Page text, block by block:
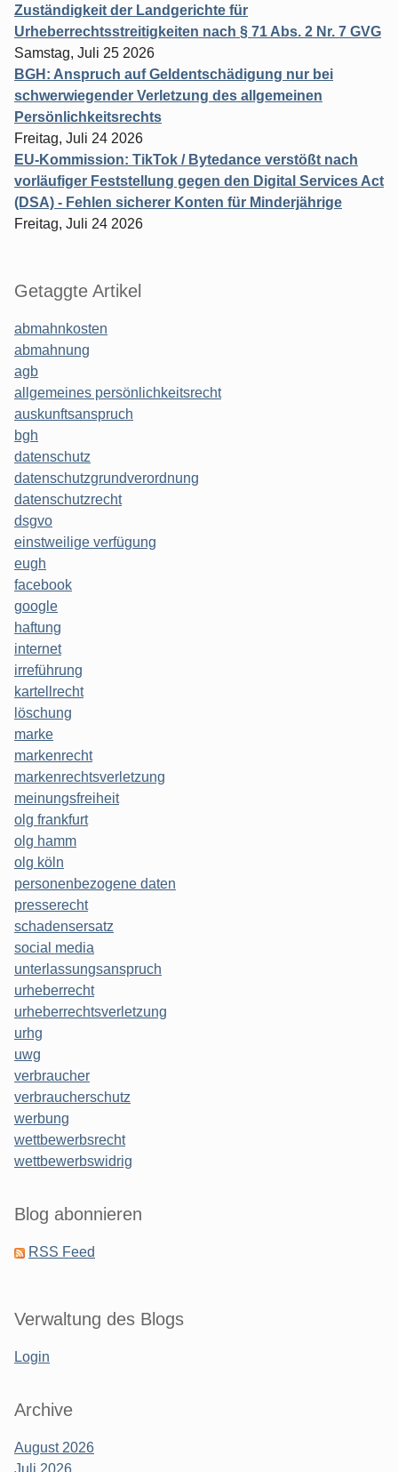
Zuständigkeit der Landgerichte für
Urheberrechtsstreitigkeiten nach § 71 Abs. 2 Nr. 7 GVG
Samstag, Juli 25 2026
BGH: Anspruch auf Geldentschädigung nur bei
schwerwiegender Verletzung des allgemeinen
Persönlichkeitsrechts
Freitag, Juli 24 2026
EU-Kommission: TikTok / Bytedance verstößt nach
vorläufiger Feststellung gegen den Digital Services Act
(DSA) - Fehlen sicherer Konten für Minderjährige
Freitag, Juli 24 2026
Getaggte Artikel
abmahnkosten
abmahnung
agb
allgemeines persönlichkeitsrecht
auskunftsanspruch
bgh
datenschutz
datenschutzgrundverordnung
datenschutzrecht
dsgvo
einstweilige verfügung
eugh
facebook
google
haftung
internet
irreführung
kartellrecht
löschung
marke
markenrecht
markenrechtsverletzung
meinungsfreiheit
olg frankfurt
olg hamm
olg köln
personenbezogene daten
presserecht
schadensersatz
social media
unterlassungsanspruch
urheberrecht
urheberrechtsverletzung
urhg
uwg
verbraucher
verbraucherschutz
werbung
wettbewerbsrecht
wettbewerbswidrig
Blog abonnieren
RSS Feed
Verwaltung des Blogs
Login
Archive
August 2026
Juli 2026